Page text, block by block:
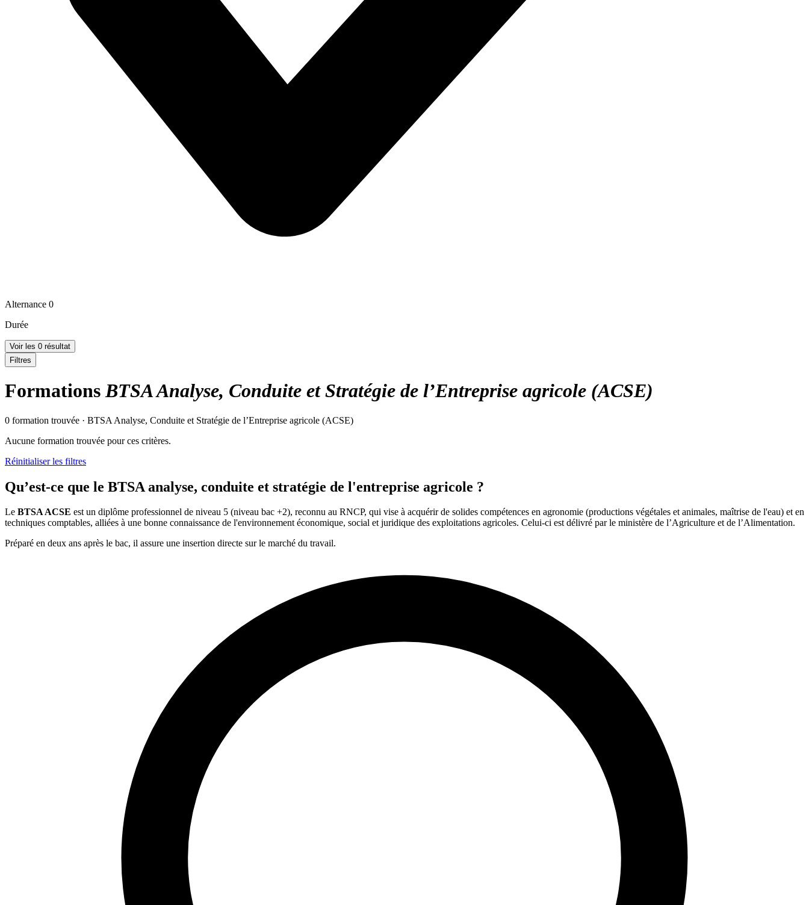
Alternance 0
Durée
Voir les 0 résultat
Filtres
FormationsBTSA Analyse, Conduite et Stratégie de l’Entreprise agricole (ACSE)
0 formation trouvée · BTSA Analyse, Conduite et Stratégie de l’Entreprise agricole (ACSE)
Aucune formation trouvée pour ces critères.
Réinitialiser les filtres
Qu’est-ce que le BTSA analyse, conduite et stratégie de l'entreprise agricole ?
Le BTSA ACSE est un diplôme professionnel de niveau 5 (niveau bac +2), reconnu au RNCP, qui vise à acquérir de solides compétences en agronomie (productions végétales et animales, maîtrise de l'eau) et en
techniques comptables, alliées à une bonne connaissance de l'environnement économique, social et juridique des exploitations agricoles. Celui-ci est délivré par le ministère de l’Agriculture et de l’Alimentation.
Préparé en deux ans après le bac, il assure une insertion directe sur le marché du travail.